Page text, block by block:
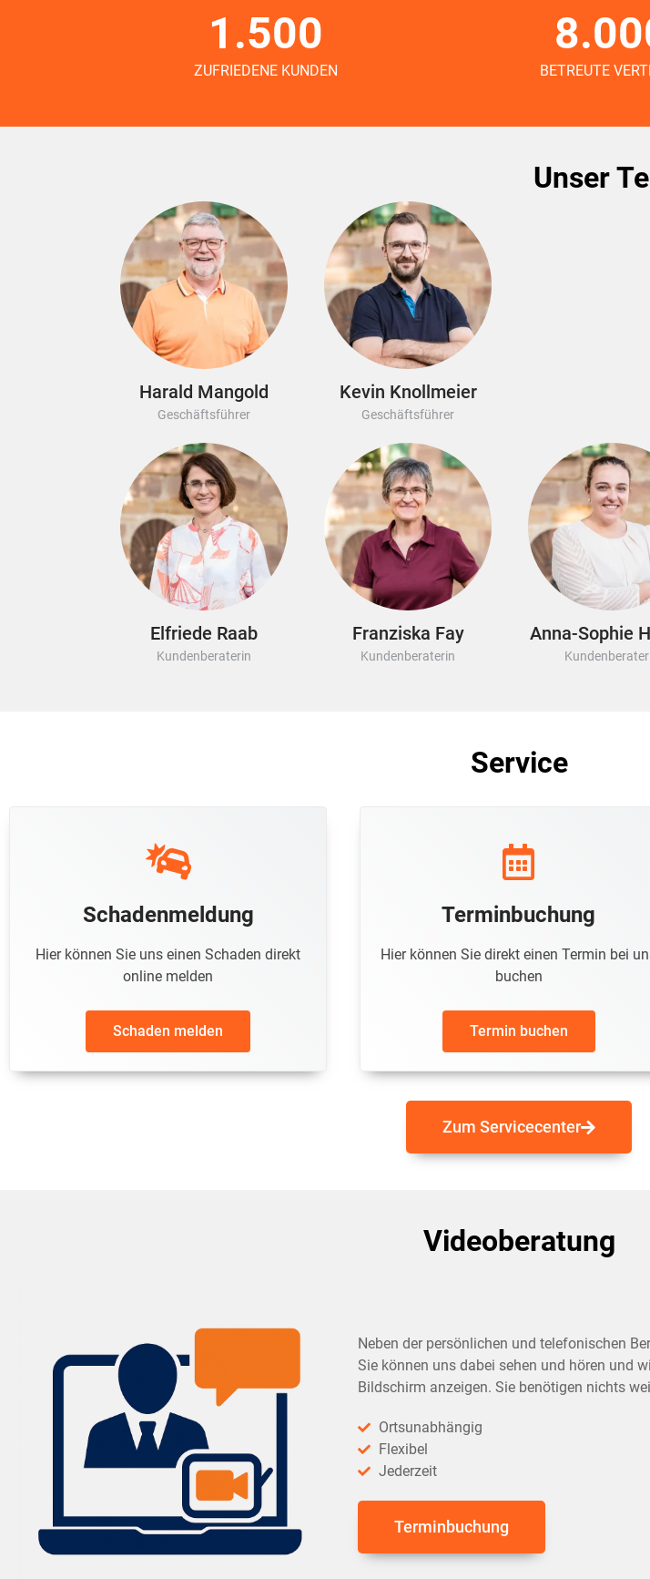
1.500
ZUFRIEDENE KUNDEN BETREUTE
Unser
Harald Mangold
Geschäftsführer
Kevin Knollmeier
Geschäftsführer
Elfriede Raab
Kundenberaterin
Franziska Fay
Kundenberaterin
Anna-Sophie
Service
Schadenmeldung
Hier können Sie uns einen Schaden direkt
online melden
Schaden melden
Terminbuchung
Hier können Sie direkt einen Termin bei
buchen
Termin buchen
Zum Servicecenter
Videoberatung
Neben der persönlichen und telefonischen
Sie können uns dabei sehen und hören und
Bildschirm anzeigen. Sie benötigen nichts
Ortsunabhängig
Flexibel
Jederzeit
Terminbuchung